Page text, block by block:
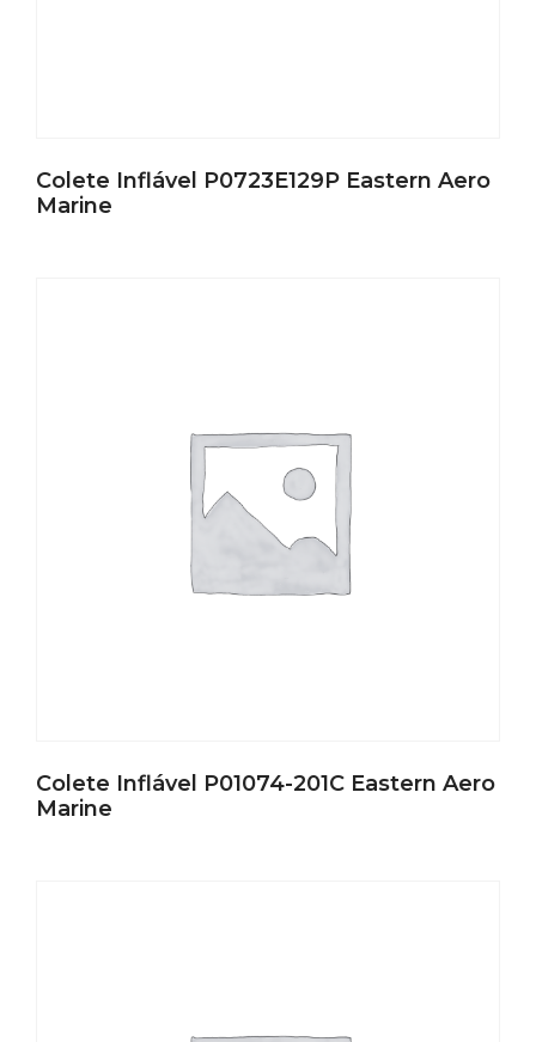
Colete Inflável P0723E129P Eastern Aero
Marine
Colete Inflável P01074-201C Eastern Aero
Marine